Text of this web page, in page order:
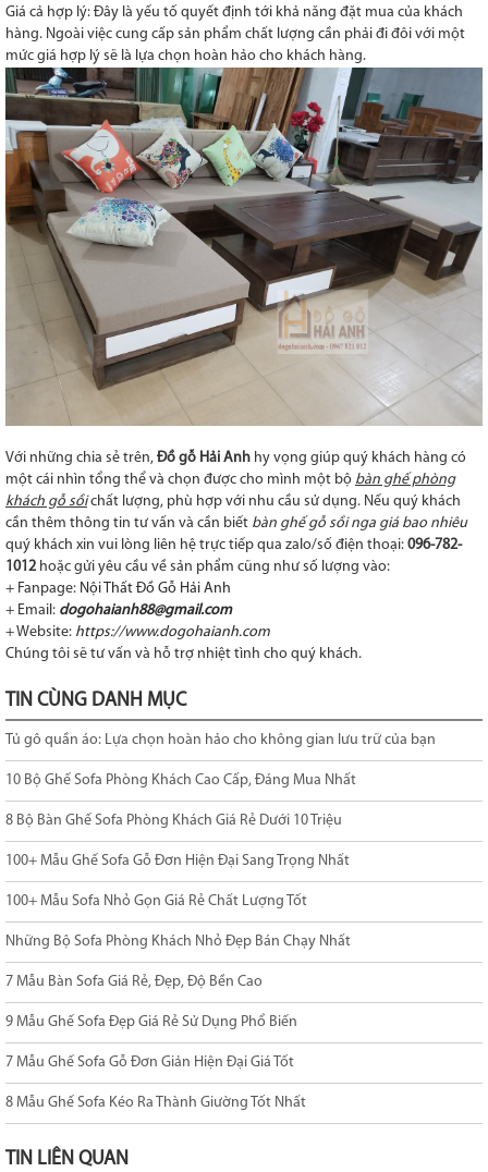
Giá cả hợp lý: Đây là yếu tố quyết định tới khả năng đặt mua của khách
hàng. Ngoài việc cung cấp sản phẩm chất lượng cần phải đi đôi với một
mức giá hợp lý sẽ là lựa chọn hoàn hảo cho khách hàng.
Với những chia sẻ trên, Đồ gỗ Hải Anh hy vọng giúp quý khách hàng có
một cái nhìn tổng thể và chọn được cho mình một bộ bàn ghế phòng
khách gỗ sồichất lượng, phù hợp với nhu cầu sử dụng. Nếu quý khách
cần thêm thông tin tư vấn và cần biết bàn ghế gỗ sồi nga giá bao nhiêu
quý khách xin vui lòng liên hệ trực tiếp qua zalo/số điện thoại: 096-782-
1012 hoặc gửi yêu cầu về sản phẩm cũng như số lượng vào:
+ Fanpage: Nội Thất Đồ Gỗ Hải Anh
+ Email: dogohaianh88@gmail.com
+ Website: https://www.dogohaianh.com
Chúng tôi sẽ tư vấn và hỗ trợ nhiệt tình cho quý khách.
TIN CÙNG DANH MỤC
Tủ gô quần áo: Lựa chọn hoàn hảo cho không gian lưu trữ của bạn
10 Bộ Ghế Sofa Phòng Khách Cao Cấp, Đáng Mua Nhất
8 Bộ Bàn Ghế Sofa Phòng Khách Giá Rẻ Dưới 10 Triệu
100+ Mẫu Ghế Sofa Gỗ Đơn Hiện Đại Sang Trọng Nhất
100+ Mẫu Sofa Nhỏ Gọn Giá Rẻ Chất Lượng Tốt
Những Bộ Sofa Phòng Khách Nhỏ Đẹp Bán Chạy Nhất
7 Mẫu Bàn Sofa Giá Rẻ, Đẹp, Độ Bền Cao
9 Mẫu Ghế Sofa Đẹp Giá Rẻ Sử Dụng Phổ Biến
7 Mẫu Ghế Sofa Gỗ Đơn Giản Hiện Đại Giá Tốt
8 Mẫu Ghế Sofa Kéo Ra Thành Giường Tốt Nhất
TIN LIÊN QUAN